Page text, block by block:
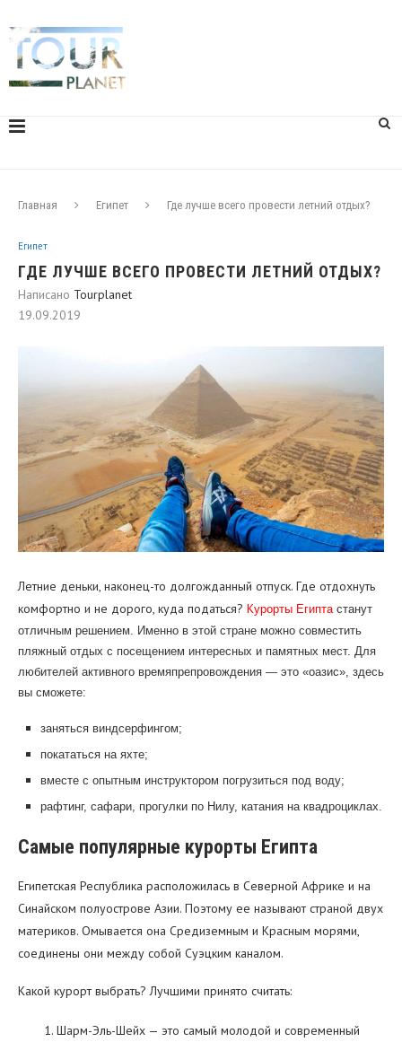
Главная Египет Где лучше всего провести летний отдых?
Египет
ГДЕ ЛУЧШЕ ВСЕГО ПРОВЕСТИ ЛЕТНИЙ ОТДЫХ?
Написано Tourplanet
19.09.2019
Летние деньки, наконец-то долгожданный отпуск. Где отдохнуть
комфортно и не дорого, куда податься? Курорты Египта станут
отличным решением. Именно в этой стране можно совместить
пляжный отдых с посещением интересных и памятных мест. Для
любителей активного времяпрепровождения — это «оазис», здесь
вы сможете:
заняться виндсерфингом;
покататься на яхте;
вместе с опытным инструктором погрузиться под воду;
рафтинг, сафари, прогулки по Нилу, катания на квадроциклах.
Самые популярные курорты Египта
Египетская Республика расположилась в Северной Африке и на
Синайском полуострове Азии. Поэтому ее называют страной двух
материков. Омывается она Средиземным и Красным морями,
соединены они между собой Суэцким каналом.
Какой курорт выбрать? Лучшими принято считать:
Шарм-Эль-Шейх — это самый молодой и современный